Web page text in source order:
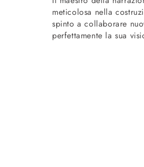
meticolosa nella
spinto a collaborare
perfettamente la sua